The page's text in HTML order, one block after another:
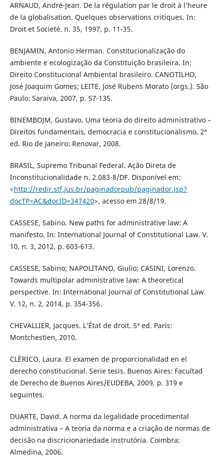
ARNAUD, André-Jean. De la régulation par le droit à l’heure
de la globalisation. Quelques observations critiques. In:
Droit et Societé. n. 35, 1997, p. 11-35.
BENJAMIN, Antonio Herman. Constitucionalização do
ambiente e ecologização da Constituição brasileira. In:
Direito Constitucional Ambiental brasileiro. CANOTILHO,
José Joaquim Gomes; LEITE, José Rubens Morato (orgs.). São
Paulo: Saraiva, 2007, p. 57-135.
BINEMBOJM, Gustavo. Uma teoria do direito administrativo –
Direitos fundamentais, democracia e constitucionalismo. 2ª
ed. Rio de Janeiro: Renovar, 2008.
BRASIL, Supremo Tribunal Federal. Ação Direta de
Inconstitucionalidade n. 2.083-8/DF. Disponível em:
<http://redir.stf.jus.br/paginadorpub/paginador.jsp?
docTP=AC&docID=347420>, acesso em 28/8/19.
CASSESE, Sabino. New paths for administrative law: A
manifesto. In: International Journal of Constitutional Law. V.
10, n. 3, 2012, p. 603-613.
CASSESE, Sabino; NAPOLITANO, Giulio; CASINI, Lorenzo.
Towards multipolar administrative law: A theoretical
perspective. In: International Journal of Constitutional Law.
V. 12, n. 2, 2014, p. 354-356.
CHEVALLIER, Jacques. L’État de droit. 5ª ed. Paris:
Montchestien, 2010.
CLÉRICO, Laura. El examen de proporcionalidad en el
derecho constitucional. Serie tesis. Buenos Aires: Facultad
de Derecho de Buenos Aires/EUDEBA, 2009, p. 319 e
seguintes.
DUARTE, David. A norma da legalidade procedimental
administrativa – A teoria da norma e a criação de normas de
decisão na discricionariedade instrutória. Coimbra:
Almedina, 2006.